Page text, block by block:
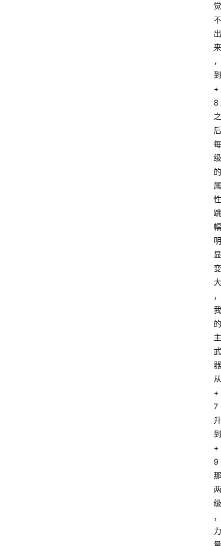
觉
不
出
来
，
到
+
8
之
后
每
级
的
属
性
跳
幅
明
显
变
大
，
我
的
主
武
器
从
+
7
升
到
+
9
那
两
级
，
力